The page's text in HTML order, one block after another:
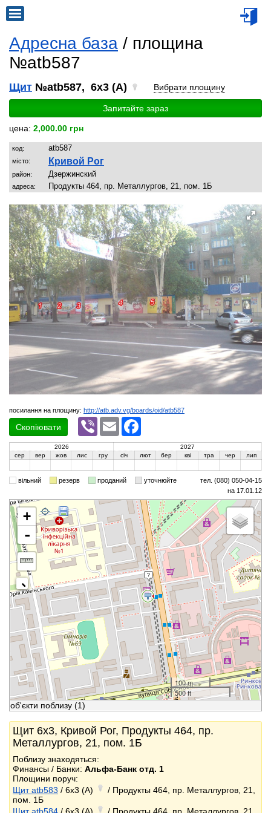
Адресна база / площина
№atb587
Щит №atb587, 6x3 (A) Вибрати площину
Запитайте зараз
цена: 2,000.00 грн
код: atb587
місто: Кривой Рог
район: Дзержинский
адреса: Продукты 464, пр. Металлургов, 21, пом. 1Б
посилання на площину: http://atb.adv.vg/boards/oid/atb587
Скопіювати
Viber Email
2026
2027
сер
вер жов лис гру січ лют бер кві тра чер лип
вільний резерв проданий уточнюйте
тел. (080) 050-04-15
на 17.01.12
+
-
100 m
500 ft
об'єкти поблизу (1)
Щит 6x3, Кривой Рог, Продукты 464, пр.
Металлургов, 21, пом. 1Б
Поблизу знаходяться:
Финансы / Банки: Альфа-Банк отд. 1
Площини поруч:
Щит atb583 / 6x3 (A)
/ Продукты 464, пр. Металлургов, 21,
пом. 1Б